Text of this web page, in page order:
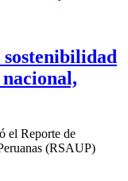
sostenibilidad
el Reporte de
(RSAUP)